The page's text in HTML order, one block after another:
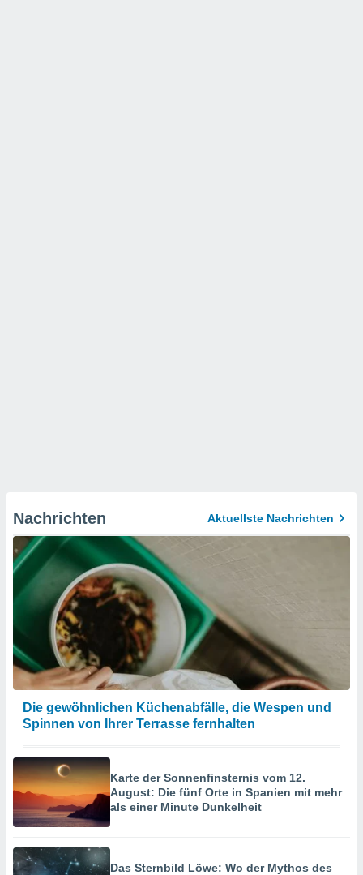
Nachrichten Aktuellste Nachrichten
Die gewöhnlichen Küchenabfälle, die Wespen und
Spinnen von Ihrer Terrasse fernhalten
Karte der Sonnenfinsternis vom 12.
August: Die fünf Orte in Spanien mit mehr
als einer Minute Dunkelheit
Das Sternbild Löwe: Wo der Mythos des